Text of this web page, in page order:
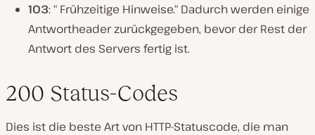
103: “ Frühzeitige Hinweise.“ Dadurch werden einige
Antwortheader zurückgegeben, bevor der Rest der
Antwort des Servers fertig ist.
200 Status-Codes
Dies ist die beste Art von HTTP-Statuscode, die man